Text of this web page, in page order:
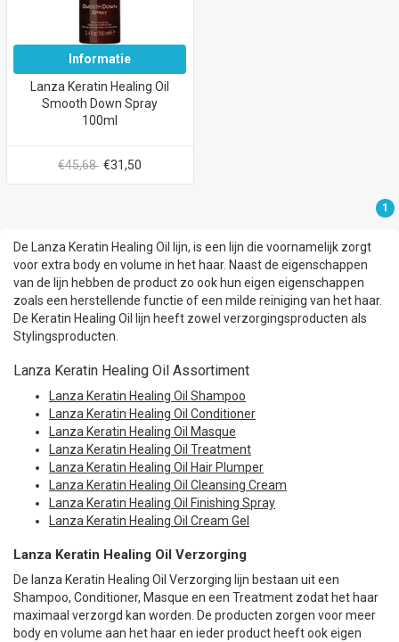
Informatie
Lanza Keratin Healing Oil
Smooth Down Spray
100ml
€45,68 €31,50
1
De Lanza Keratin Healing Oil lijn, is een lijn die voornamelijk zorgt
voor extra body en volume in het haar. Naast de eigenschappen
van de lijn hebben de product zo ook hun eigen eigenschappen
zoals een herstellende functie of een milde reiniging van het haar.
De Keratin Healing Oil lijn heeft zowel verzorgingsproducten als
Stylingsproducten.
Lanza Keratin Healing Oil Assortiment
Lanza Keratin Healing Oil Shampoo
Lanza Keratin Healing Oil Conditioner
Lanza Keratin Healing Oil Masque
Lanza Keratin Healing Oil Treatment
Lanza Keratin Healing Oil Hair Plumper
Lanza Keratin Healing Oil Cleansing Cream
Lanza Keratin Healing Oil Finishing Spray
Lanza Keratin Healing Oil Cream Gel
Lanza Keratin Healing Oil Verzorging
De lanza Keratin Healing Oil Verzorging lijn bestaan uit een
Shampoo, Conditioner, Masque en een Treatment zodat het haar
maximaal verzorgd kan worden. De producten zorgen voor meer
body en volume aan het haar en ieder product heeft ook eigen